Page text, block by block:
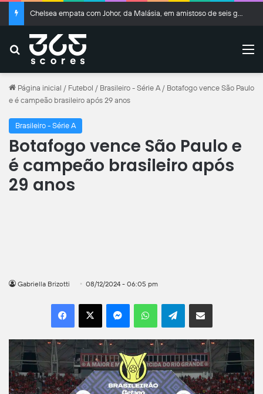
Chelsea empata com Johor, da Malásia, em amistoso de seis gols
Buscar
Página inicial / Futebol / Brasileiro - Série A / Botafogo vence São Paulo
e é campeão brasileiro após 29 anos
Brasileiro - Série A
Botafogo vence São Paulo e
é campeão brasileiro após
29 anos
Gabriella Brizotti 08/12/2024 - 06:05 pm
Facebook
X MessengerWhatsAppTelegramCompartilhar por e-mail